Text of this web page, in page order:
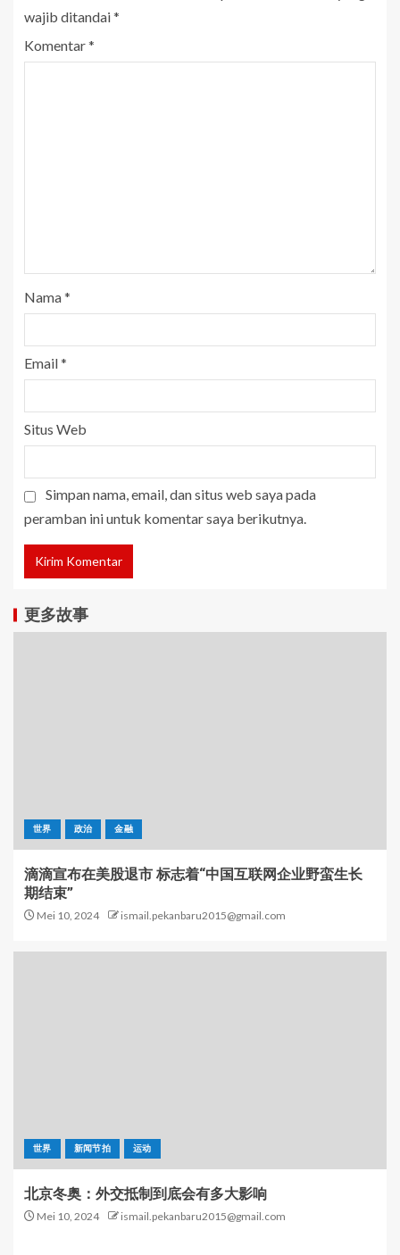
wajib ditandai*
Komentar*
Nama*
Email*
Situs Web
Simpan nama, email, dan situs web saya pada
peramban ini untuk komentar saya berikutnya.
更多故事
世界 政治 金融
滴滴宣布在美股退市 标志着“中国互联网企业野蛮生长
期结束”
Mei 10, 2024 ismail.pekanbaru2015@gmail.com
世界 新闻节拍 运动
北京冬奥：外交抵制到底会有多大影响
Mei 10, 2024 ismail.pekanbaru2015@gmail.com